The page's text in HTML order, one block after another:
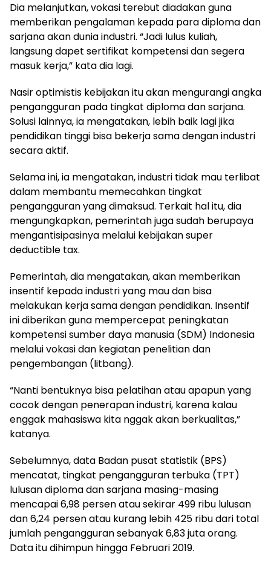
Dia melanjutkan, vokasi terebut diadakan guna
memberikan pengalaman kepada para diploma dan
sarjana akan dunia industri. “Jadi lulus kuliah,
langsung dapet sertifikat kompetensi dan segera
masuk kerja,” kata dia lagi.
Nasir optimistis kebijakan itu akan mengurangi angka
pengangguran pada tingkat diploma dan sarjana.
Solusi lainnya, ia mengatakan, lebih baik lagi jika
pendidikan tinggi bisa bekerja sama dengan industri
secara aktif.
Selama ini, ia mengatakan, industri tidak mau terlibat
dalam membantu memecahkan tingkat
pengangguran yang dimaksud. Terkait hal itu, dia
mengungkapkan, pemerintah juga sudah berupaya
mengantisipasinya melalui kebijakan super
deductible tax.
Pemerintah, dia mengatakan, akan memberikan
insentif kepada industri yang mau dan bisa
melakukan kerja sama dengan pendidikan. Insentif
ini diberikan guna mempercepat peningkatan
kompetensi sumber daya manusia (SDM) Indonesia
melalui vokasi dan kegiatan penelitian dan
pengembangan (litbang).
“Nanti bentuknya bisa pelatihan atau apapun yang
cocok dengan penerapan industri, karena kalau
enggak mahasiswa kita nggak akan berkualitas,”
katanya.
Sebelumnya, data Badan pusat statistik (BPS)
mencatat, tingkat pengangguran terbuka (TPT)
lulusan diploma dan sarjana masing-masing
mencapai 6,98 persen atau sekirar 499 ribu lulusan
dan 6,24 persen atau kurang lebih 425 ribu dari total
jumlah pengangguran sebanyak 6,83 juta orang.
Data itu dihimpun hingga Februari 2019.